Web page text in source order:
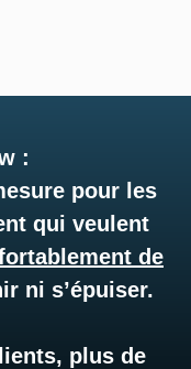
:
pour les
qui veulent
de
ni s’épuiser.
plus de